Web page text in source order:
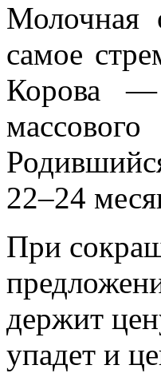
Молочная
самое
Корова —
22–24
При
держит
упадет и